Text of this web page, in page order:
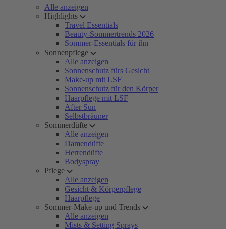
Alle anzeigen
Highlights
Travel Essentials
Beauty-Sommertrends 2026
Sommer-Essentials für ihn
Sonnenpflege
Alle anzeigen
Sonnenschutz fürs Gesicht
Make-up mit LSF
Sonnenschutz für den Körper
Haarpflege mit LSF
After Sun
Selbstbräuner
Sommerdüfte
Alle anzeigen
Damendüfte
Herrendüfte
Bodyspray
Pflege
Alle anzeigen
Gesicht & Körperpflege
Haarpflege
Sommer-Make-up und Trends
Alle anzeigen
Mists & Setting Sprays